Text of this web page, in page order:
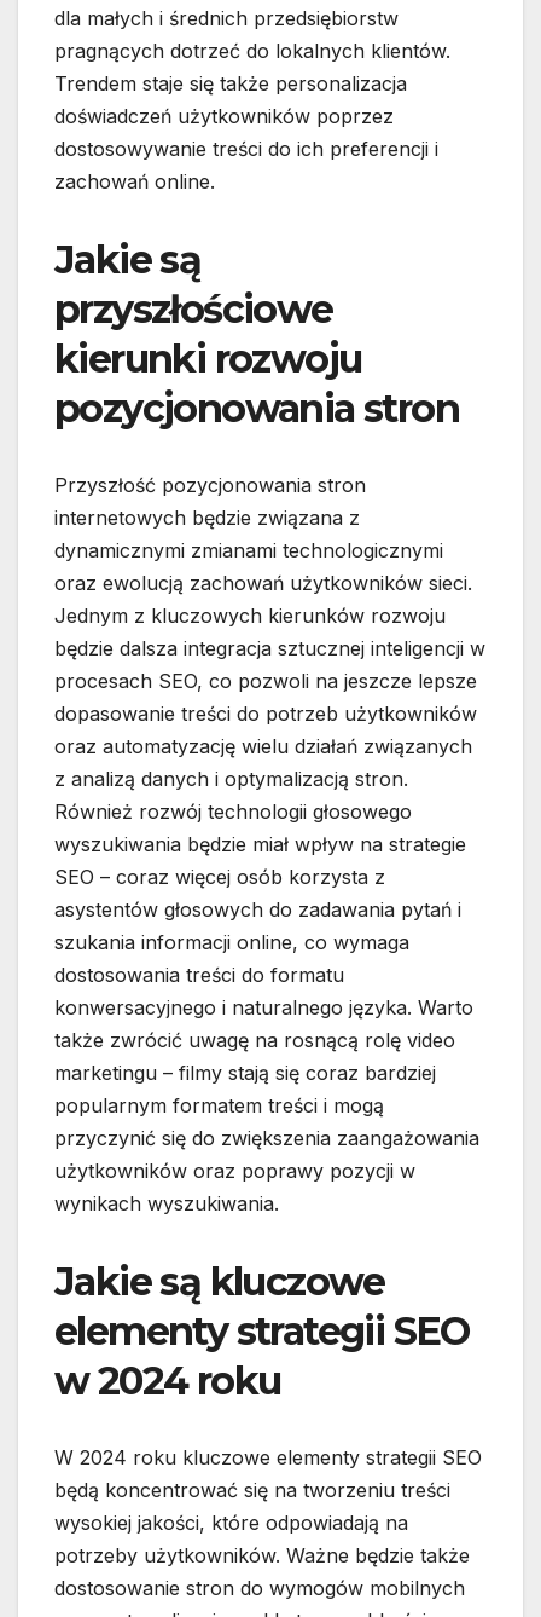
dla małych i średnich przedsiębiorstw
pragnących dotrzeć do lokalnych klientów.
Trendem staje się także personalizacja
doświadczeń użytkowników poprzez
dostosowywanie treści do ich preferencji i
zachowań online.
Jakie są
przyszłościowe
kierunki rozwoju
pozycjonowania stron
Przyszłość pozycjonowania stron
internetowych będzie związana z
dynamicznymi zmianami technologicznymi
oraz ewolucją zachowań użytkowników sieci.
Jednym z kluczowych kierunków rozwoju
będzie dalsza integracja sztucznej inteligencji w
procesach SEO, co pozwoli na jeszcze lepsze
dopasowanie treści do potrzeb użytkowników
oraz automatyzację wielu działań związanych
z analizą danych i optymalizacją stron.
Również rozwój technologii głosowego
wyszukiwania będzie miał wpływ na strategie
SEO – coraz więcej osób korzysta z
asystentów głosowych do zadawania pytań i
szukania informacji online, co wymaga
dostosowania treści do formatu
konwersacyjnego i naturalnego języka. Warto
także zwrócić uwagę na rosnącą rolę video
marketingu – filmy stają się coraz bardziej
popularnym formatem treści i mogą
przyczynić się do zwiększenia zaangażowania
użytkowników oraz poprawy pozycji w
wynikach wyszukiwania.
Jakie są kluczowe
elementy strategii SEO
w 2024 roku
W 2024 roku kluczowe elementy strategii SEO
będą koncentrować się na tworzeniu treści
wysokiej jakości, które odpowiadają na
potrzeby użytkowników. Ważne będzie także
dostosowanie stron do wymogów mobilnych